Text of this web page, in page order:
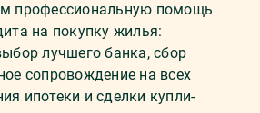
профессиональную помощь
на покупку жилья:
лучшего банка, сбор
сопровождение на всех
ипотеки и сделки купли-